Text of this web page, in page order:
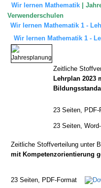
Wir lernen Mathematik
Verwenderschulen
Wir lernen Mathematik 1 -
Wir lernen Mathematik 1 -
Zeitliche
Lehrplan 2023
23 Seiten,
23 Seiten,
Zeitliche Stoffverteilung unter
mit Kompetenzorientierung
23 Seiten, PDF-Format